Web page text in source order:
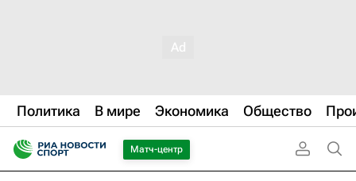
Политика В мире Экономика Общество
Матч-центр